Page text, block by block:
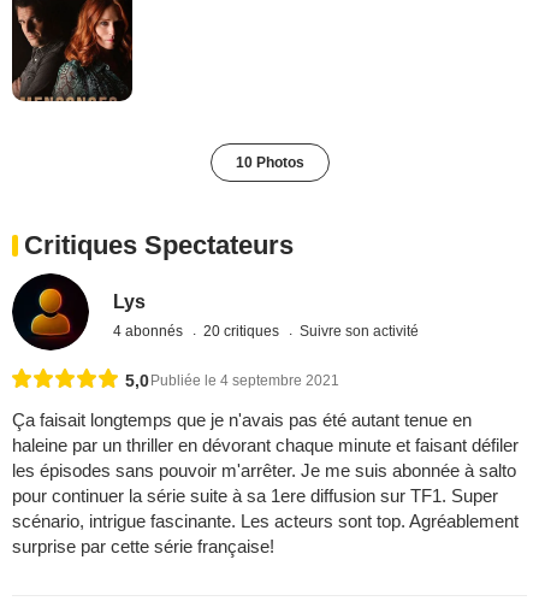
10 Photos
Critiques Spectateurs
Lys
4 abonnés 20 critiques Suivre son activité
5,0 Publiée le 4 septembre 2021
Ça faisait longtemps que je n'avais pas été autant tenue en
haleine par un thriller en dévorant chaque minute et faisant défiler
les épisodes sans pouvoir m'arrêter. Je me suis abonnée à salto
pour continuer la série suite à sa 1ere diffusion sur TF1. Super
scénario, intrigue fascinante. Les acteurs sont top. Agréablement
surprise par cette série française!